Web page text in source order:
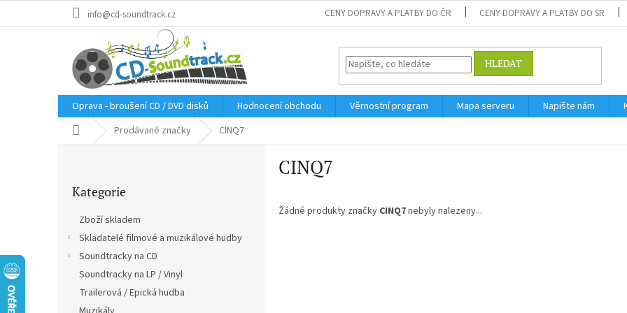
info@cd-soundtrack.cz CENY DOPRAVY A PLATBY DO ČR CENY DOPRAVY A PLATBY DO SR
HLEDAT
Oprava - broušení CD / DVD disků Hodnocení obchodu Věrnostní program Mapa serveru Napište nám
Domů Prodávané značky CINQ7
kategorie
Kategorie
Zboží skladem
Skladatelé filmové a muzikálové hudby
Soundtracky na CD
Soundtracky na LP / Vinyl
Trailerová / Epická hudba
CINQ7
Žádné produkty značky CINQ7nebyly nalezeny...